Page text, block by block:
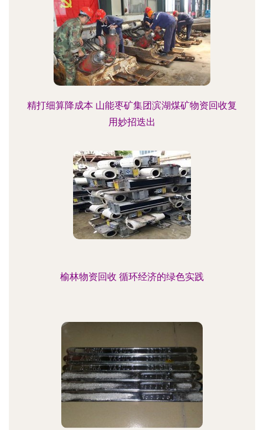
精打细算降成本 山能枣矿集团滨湖煤矿物资回收复
用妙招迭出
榆林物资回收 循环经济的绿色实践